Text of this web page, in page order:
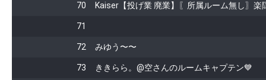
70 Kaiser【投げ業 廃業】〖所属ルーム無し〗楽
71
72 みゆう〜〜
73 ききらら。@空さんのルームキャプテン💙